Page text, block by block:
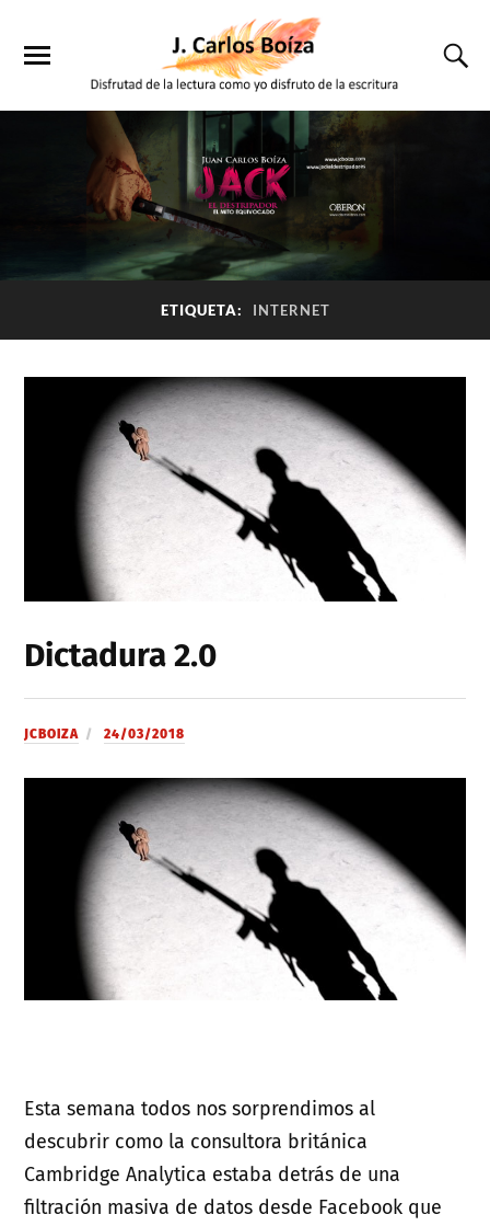
ETIQUETA: INTERNET
Dictadura 2.0
JCBOIZA 24/03/2018
Esta semana todos nos sorprendimos al
descubrir como la consultora británica
Cambridge Analytica estaba detrás de una
filtración masiva de datos desde Facebook que